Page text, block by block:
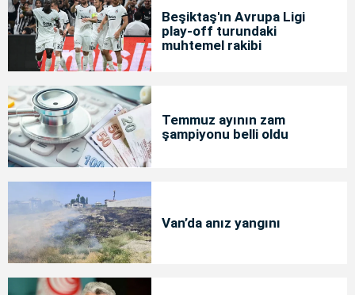
Beşiktaş'ın Avrupa Ligi
play-off turundaki
muhtemel rakibi
Temmuz ayının zam
şampiyonu belli oldu
Van’da anız yangını